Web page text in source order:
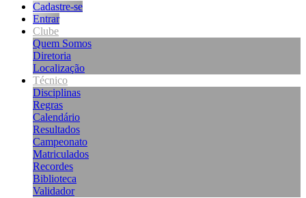
Cadastre-se
Entrar
Clube
Quem Somos
Diretoria
Localização
Técnico
Disciplinas
Regras
Calendário
Resultados
Campeonato
Matriculados
Recordes
Biblioteca
Validador